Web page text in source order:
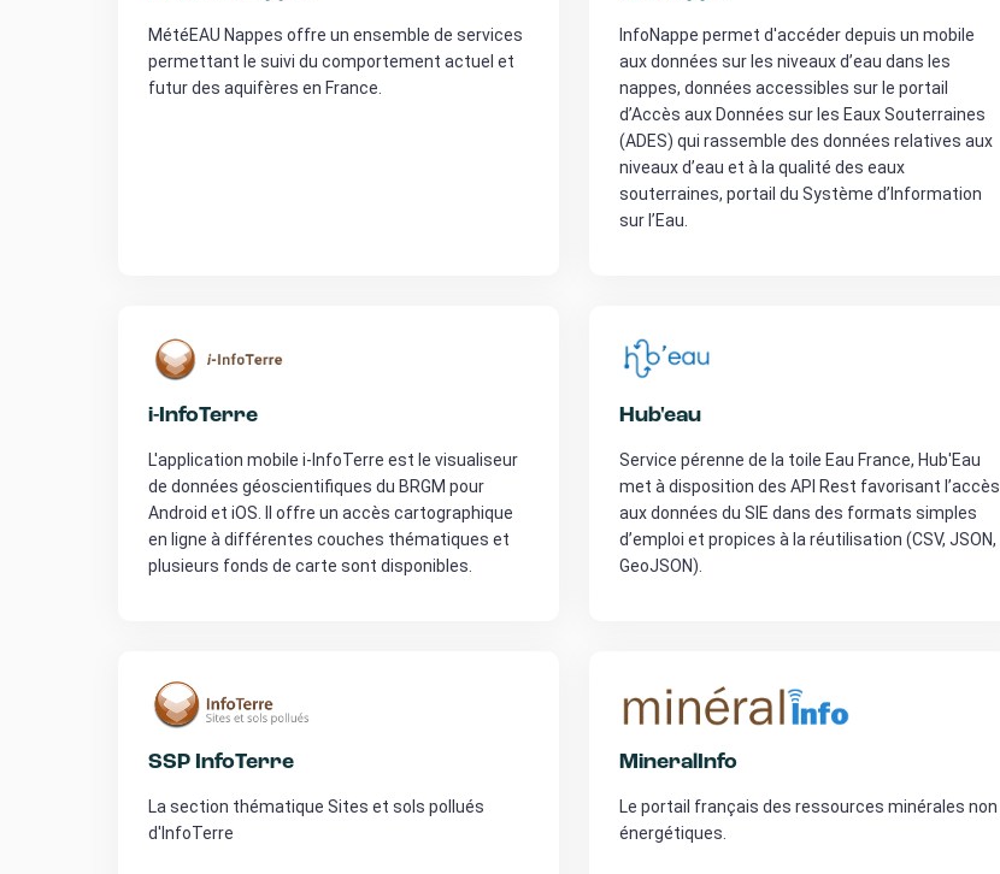
MétéEAU Nappes offre un ensemble de services
permettant le suivi du comportement actuel et
futur des aquifères en France.
InfoNappe permet d'accéder depuis un mobile
aux données sur les niveaux d’eau dans les
nappes, données accessibles sur le portail
d’Accès aux Données sur les Eaux Souterraines
(ADES) qui rassemble des données relatives aux
niveaux d’eau et à la qualité des eaux
souterraines, portail du Système d’Information
sur l’Eau.
i-InfoTerre
L'application mobile i-InfoTerre est le visualiseur
de données géoscientifiques du BRGM pour
Android et iOS. Il offre un accès cartographique
en ligne à différentes couches thématiques et
plusieurs fonds de carte sont disponibles.
Hub'eau
Service pérenne de la toile Eau France, Hub'Eau
met à disposition des API Rest favorisant l’accès
aux données du SIE dans des formats simples
d’emploi et propices à la réutilisation (CSV, JSON,
GeoJSON).
SSP InfoTerre
La section thématique Sites et sols pollués
d'InfoTerre
MineralInfo
Le portail français des ressources minérales non
énergétiques.